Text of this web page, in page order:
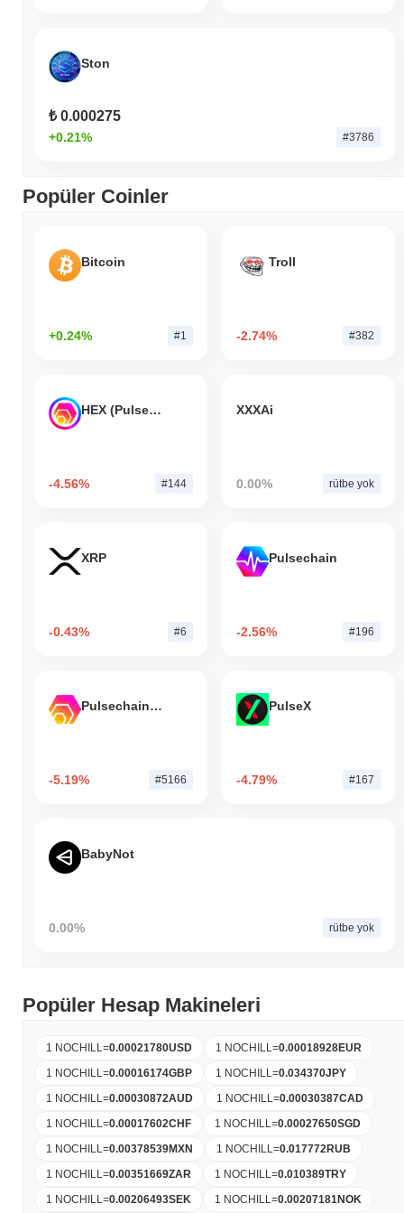
Ston
₺ 0.000275
+0.21% #3786
Popüler Coinler
Bitcoin
+0.24% #1
Troll
-2.74% #382
HEX (Pulsechain)
-4.56% #144
XXXAi
0.00% rütbe yok
XRP
-0.43% #6
Pulsechain
-2.56% #196
Pulsechain Bridged HEX (Pulsechain)
-5.19% #5166
PulseX
-4.79% #167
BabyNot
0.00% rütbe yok
Popüler Hesap Makineleri
1 NOCHILL =0.00021780USD 1 NOCHILL =0.00018928EUR
1 NOCHILL =0.00016174GBP 1 NOCHILL =0.034370JPY
1 NOCHILL =0.00030872AUD 1 NOCHILL =0.00030387CAD
1 NOCHILL =0.00017602CHF 1 NOCHILL =0.00027650SGD
1 NOCHILL =0.00378539MXN 1 NOCHILL =0.017772RUB
1 NOCHILL =0.00351669ZAR 1 NOCHILL =0.010389TRY
1 NOCHILL =0.00206493SEK 1 NOCHILL =0.00207181NOK